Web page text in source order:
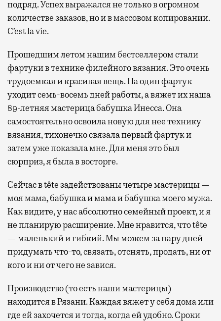
подряд. Успех выражался не только в огромном
количестве заказов, но и в массовом копировании.
C’est la vie.
Прошедшим летом нашим бестселлером стали
фартуки в технике филейного вязания. Это очень
трудоемкая и красивая вещь. На один фартук
уходит семь-восемь дней работы, а вяжет их наша
89-летняя мастерица бабушка Инесса. Она
самостоятельно освоила новую для нее технику
вязания, тихонечко связала первый фартук и
затем уже показала мне. Для меня это был
сюрприз, я была в восторге.
Сейчас в tête задействованы четыре мастерицы —
моя мама, бабушка и мама и бабушка моего мужа.
Как видите, у нас абсолютно семейный проект, и я
не планирую расширение. Мне нравится, что tête
— маленький и гибкий. Мы можем за пару дней
придумать что-то, связать, отснять, продать, ни от
кого и ни от чего не завися.
Производство (то есть наши мастерицы)
находится в Рязани. Каждая вяжет у себя дома или
где ей захочется и тогда, когда ей удобно. Сроки